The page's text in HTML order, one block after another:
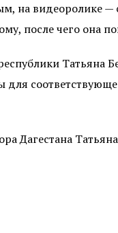
на видеоролике —
после чего она
Татьяна
для
Дагестана